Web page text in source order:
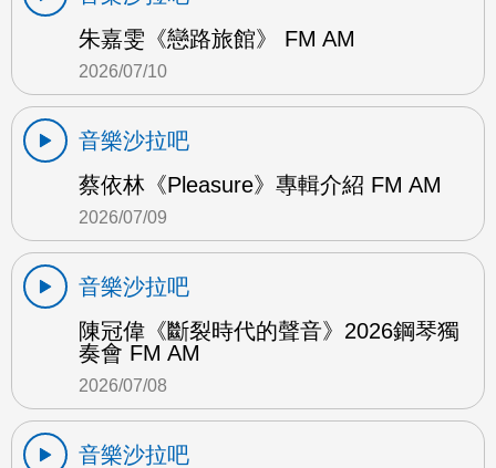
朱嘉雯《戀路旅館》 FM AM
2026/07/10
音樂沙拉吧
蔡依林《Pleasure》專輯介紹 FM AM
2026/07/09
音樂沙拉吧
陳冠偉《斷裂時代的聲音》2026鋼琴獨
奏會 FM AM
2026/07/08
音樂沙拉吧